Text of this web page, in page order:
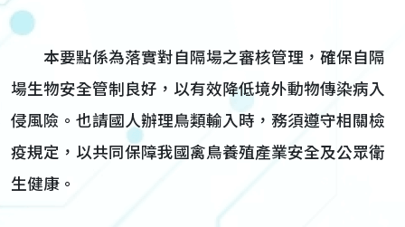
本要點係為落實對自隔場之審核管理，確保自隔
場生物安全管制良好，以有效降低境外動物傳染病入
侵風險。也請國人辦理鳥類輸入時，務須遵守相關檢
疫規定，以共同保障我國禽鳥養殖產業安全及公眾衛
生健康。